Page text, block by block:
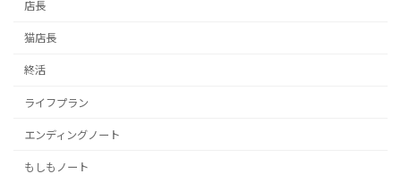
店長
猫店長
終活
ライフプラン
エンディングノート
もしもノート